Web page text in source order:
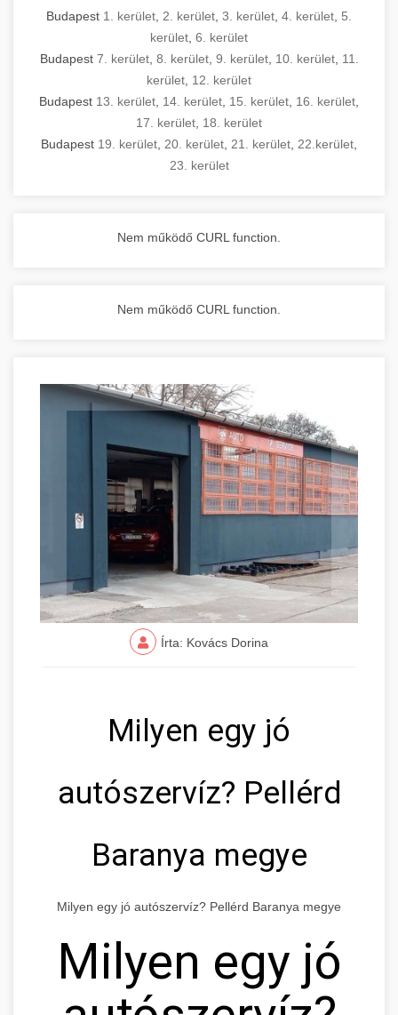
Budapest 1. kerület 2. kerület 3. kerület 4. kerület 5.
kerület 6. kerület
Budapest 7. kerület, 8. kerület, 9. kerület, 10. kerület, 11.
kerület 12. kerület
Budapest 13. kerület 14. kerület 15. kerület 16. kerület
17. kerület 18. kerület
Budapest 19. kerület 20. kerület 21. kerület 22.kerület
23. kerület
Nem működő CURL function.
Nem működő CURL function.
Írta: Kovács Dorina
Milyen egy jó
autószervíz? Pellérd
Baranya megye
Milyen egy jó autószervíz? Pellérd Baranya megye
Milyen egy jó